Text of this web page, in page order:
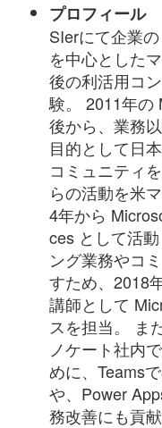
プロフィール
SIerにて企業
を中心とした
後の利活用コ
験。 2011年の
後から、業務
目的として日
コミュニティ
らの活動を米
4年から
ces として活
ング業務やコ
すため、2018
講師として
スを担当。 ま
ノケート社内
めに、Teams
や、Power
務改善にも貢献